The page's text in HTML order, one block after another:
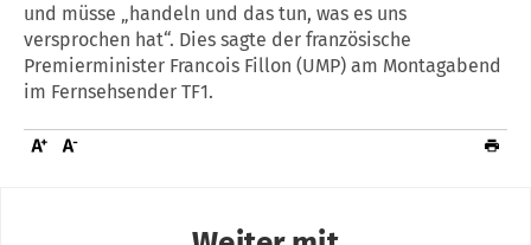
und müsse „handeln und das tun, was es uns
versprochen hat“. Dies sagte der französische
Premierminister Francois Fillon (UMP) am Montagabend
im Fernsehsender TF1.